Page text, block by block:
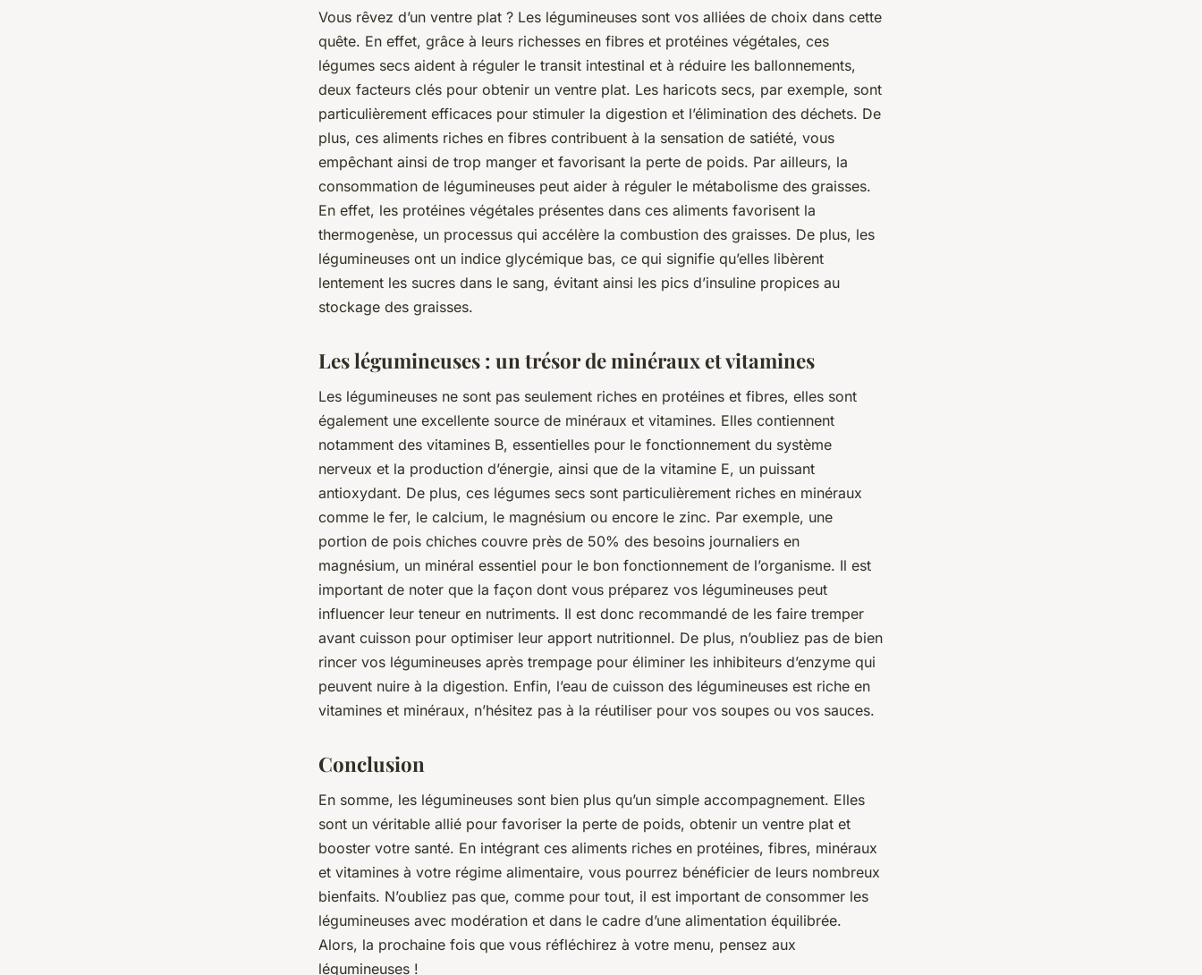
Vous rêvez d’un ventre plat ? Les légumineuses sont vos alliées de choix dans cette
quête. En effet, grâce à leurs richesses en fibres et protéines végétales, ces
légumes secs aident à réguler le transit intestinal et à réduire les ballonnements,
deux facteurs clés pour obtenir un ventre plat. Les haricots secs, par exemple, sont
particulièrement efficaces pour stimuler la digestion et l’élimination des déchets. De
plus, ces aliments riches en fibres contribuent à la sensation de satiété, vous
empêchant ainsi de trop manger et favorisant la perte de poids. Par ailleurs, la
consommation de légumineuses peut aider à réguler le métabolisme des graisses.
En effet, les protéines végétales présentes dans ces aliments favorisent la
thermogenèse, un processus qui accélère la combustion des graisses. De plus, les
légumineuses ont un indice glycémique bas, ce qui signifie qu’elles libèrent
lentement les sucres dans le sang, évitant ainsi les pics d’insuline propices au
stockage des graisses.
Les légumineuses : un trésor de minéraux et vitamines
Les légumineuses ne sont pas seulement riches en protéines et fibres, elles sont
également une excellente source de minéraux et vitamines. Elles contiennent
notamment des vitamines B, essentielles pour le fonctionnement du système
nerveux et la production d’énergie, ainsi que de la vitamine E, un puissant
antioxydant. De plus, ces légumes secs sont particulièrement riches en minéraux
comme le fer, le calcium, le magnésium ou encore le zinc. Par exemple, une
portion de pois chiches couvre près de 50% des besoins journaliers en
magnésium, un minéral essentiel pour le bon fonctionnement de l’organisme. Il est
important de noter que la façon dont vous préparez vos légumineuses peut
influencer leur teneur en nutriments. Il est donc recommandé de les faire tremper
avant cuisson pour optimiser leur apport nutritionnel. De plus, n’oubliez pas de bien
rincer vos légumineuses après trempage pour éliminer les inhibiteurs d’enzyme qui
peuvent nuire à la digestion. Enfin, l’eau de cuisson des légumineuses est riche en
vitamines et minéraux, n’hésitez pas à la réutiliser pour vos soupes ou vos sauces.
Conclusion
En somme, les légumineuses sont bien plus qu’un simple accompagnement. Elles
sont un véritable allié pour favoriser la perte de poids, obtenir un ventre plat et
booster votre santé. En intégrant ces aliments riches en protéines, fibres, minéraux
et vitamines à votre régime alimentaire, vous pourrez bénéficier de leurs nombreux
bienfaits. N’oubliez pas que, comme pour tout, il est important de consommer les
légumineuses avec modération et dans le cadre d’une alimentation équilibrée.
Alors, la prochaine fois que vous réfléchirez à votre menu, pensez aux
légumineuses !